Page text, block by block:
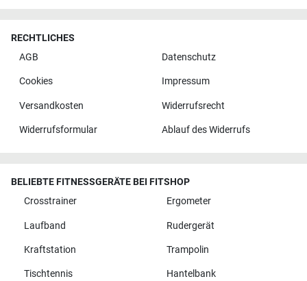
RECHTLICHES
AGB
Datenschutz
Cookies Impressum
Versandkosten Widerrufsrecht
Widerrufsformular Ablauf des Widerrufs
BELIEBTE FITNESSGERÄTE BEI FITSHOP
Crosstrainer
Ergometer
Laufband Rudergerät
Kraftstation Trampolin
Tischtennis Hantelbank